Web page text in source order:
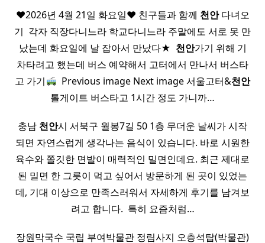
♥︎2026년 4월 21일 화요일♥︎ 친구들과 함께 천안다녀오
기 ​ 각자 직장다니느라 학교다니느라 주말에도 서로 못 만
났는데 화요일에 날 잡아서 만났다★ ​ 천안가기 위해 기
차타려고 했는데 버스 예약해서 고터에서 만나서 버스타
고 가기
​ Previous image Next image 서울고터&천안
톨게이트 버스타고 1시간 정도 가니까…
충남 천안시 서북구 월봉7길 50 1층 무더운 날씨가 시작
되면 자연스럽게 생각나는 음식이 있습니다. 바로 시원한
육수와 쫄깃한 면발이 매력적인 밀면인데요. 최근 제대로
된 밀면 한 그릇이 먹고 싶어서 방문하게 된 곳이 있었는
데, 기대 이상으로 만족스러워서 자세하게 후기를 남겨보
려고 합니다. ​ 특히 요즘처럼…
장원막국수 국립 부여박물관 정림사지 오층석탑(박물관)